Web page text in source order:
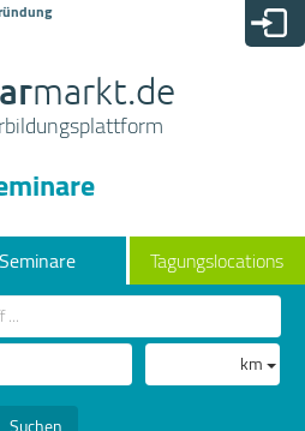
markt.de
Seminare Tagungslocations
km